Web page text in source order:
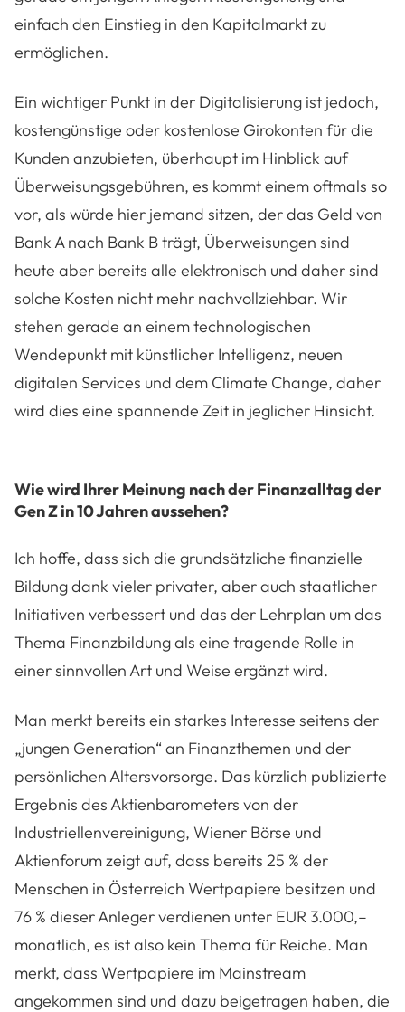
einfach den Einstieg in den Kapitalmarkt zu
ermöglichen.
Ein wichtiger Punkt in der Digitalisierung ist jedoch,
kostengünstige oder kostenlose Girokonten für die
Kunden anzubieten, überhaupt im Hinblick auf
Überweisungsgebühren, es kommt einem oftmals so
vor, als würde hier jemand sitzen, der das Geld von
Bank A nach Bank B trägt, Überweisungen sind
heute aber bereits alle elektronisch und daher sind
solche Kosten nicht mehr nachvollziehbar. Wir
stehen gerade an einem technologischen
Wendepunkt mit künstlicher Intelligenz, neuen
digitalen Services und dem Climate Change, daher
wird dies eine spannende Zeit in jeglicher Hinsicht.
Wie wird Ihrer Meinung nach der Finanzalltag der
Gen Z in 10 Jahren aussehen?
Ich hoffe, dass sich die grundsätzliche finanzielle
Bildung dank vieler privater, aber auch staatlicher
Initiativen verbessert und das der Lehrplan um das
Thema Finanzbildung als eine tragende Rolle in
einer sinnvollen Art und Weise ergänzt wird.
Man merkt bereits ein starkes Interesse seitens der
„jungen Generation“ an Finanzthemen und der
persönlichen Altersvorsorge. Das kürzlich publizierte
Ergebnis des Aktienbarometers von der
Industriellenvereinigung, Wiener Börse und
Aktienforum zeigt auf, dass bereits 25 % der
Menschen in Österreich Wertpapiere besitzen und
76 % dieser Anleger verdienen unter EUR 3.000,–
monatlich, es ist also kein Thema für Reiche. Man
merkt, dass Wertpapiere im Mainstream
angekommen sind und dazu beigetragen haben, die